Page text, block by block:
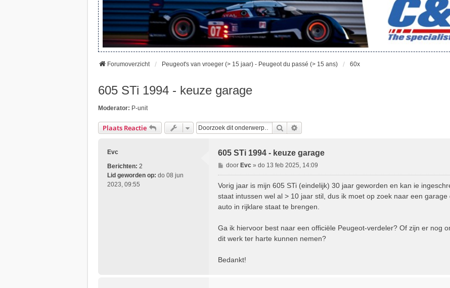
Forumoverzicht Peugeot's van vroeger (> 15 jaar) - Peugeot du passé (> 15 ans) 60x
605 STi 1994 - keuze garage
Moderator: P-unit
Plaats Reactie Zoek
Evc
Berichten: 2
Lid geworden op: do 08 jun
2023, 09:55
605 STi 1994 - keuze garage
B
e
r
h
door Evc» do 13 feb 2025, 14:09
Vorig jaar is mijn 605 STi (eindelijk) 30 jaar geworden en kan ie
staat intussen wel al > 10 jaar stil, dus ik moet op zoek naar een
auto in rijklare staat te brengen.
Ga ik hiervoor best naar een officiële Peugeot-verdeler? Of zijn er nog
dit werk ter harte kunnen nemen?
Bedankt!